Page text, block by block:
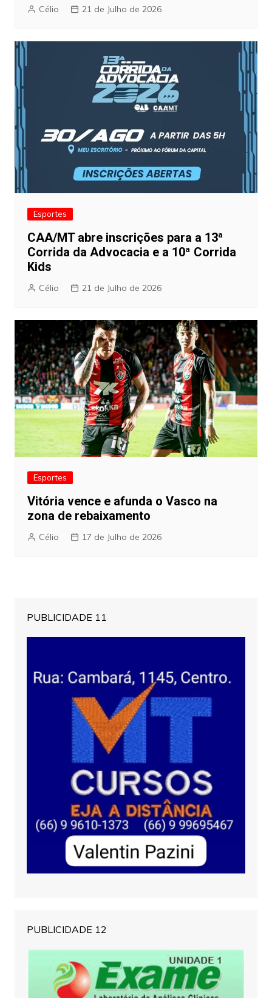
Célio 21 de Julho de 2026
Esportes
CAA/MT abre inscrições para a 13ª
Corrida da Advocacia e a 10ª Corrida
Kids
Célio 21 de Julho de 2026
Esportes
Vitória vence e afunda o Vasco na
zona de rebaixamento
Célio 17 de Julho de 2026
PUBLICIDADE 11
PUBLICIDADE 12